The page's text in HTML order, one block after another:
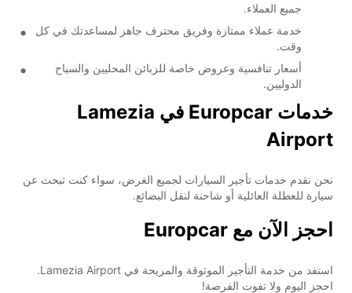
جميع العملاء.
خدمة عملاء ممتازة وفريق محترف جاهز لمساعدتك في كل
وقت.
أسعار تنافسية وعروض خاصة للزبائن المحليين والسياح
الدوليين.
خدمات Europcar في Lamezia
Airport
نحن نقدم خدمات تأجير السيارات لجميع الغرض، سواء كنت تبحث عن
سيارة للعطلة العائلية أو شاحنة لنقل البضائع.
احجز الآن مع Europcar
استفد من خدمة التأجير الموثوقة والمريحة في Lamezia Airport.
احجز اليوم ولا تفوت الفرصة!